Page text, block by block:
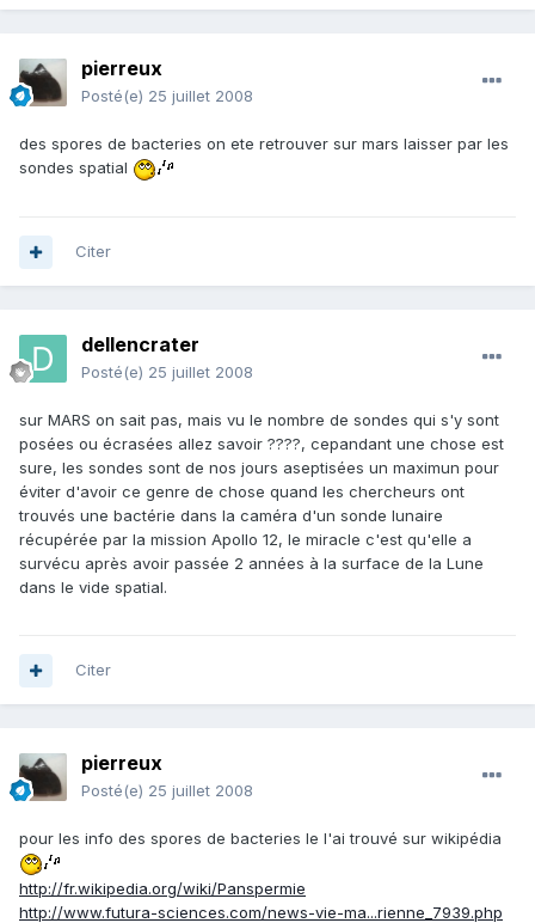
pierreux
Posté(e) 25 juillet 2008
des spores de bacteries on ete retrouver sur mars laisser par les
sondes spatial
Citer
dellencrater
Posté(e) 25 juillet 2008
sur MARS on sait pas, mais vu le nombre de sondes qui s'y sont
posées ou écrasées allez savoir ????, cepandant une chose est
sure, les sondes sont de nos jours aseptisées un maximun pour
éviter d'avoir ce genre de chose quand les chercheurs ont
trouvés une bactérie dans la caméra d'un sonde lunaire
récupérée par la mission Apollo 12, le miracle c'est qu'elle a
survécu après avoir passée 2 années à la surface de la Lune
dans le vide spatial.
Citer
pierreux
Posté(e) 25 juillet 2008
pour les info des spores de bacteries le l'ai trouvé sur wikipédia
http://fr.wikipedia.org/wiki/Panspermie
http://www.futura-sciences.com/news-vie-ma...rienne_7939.php